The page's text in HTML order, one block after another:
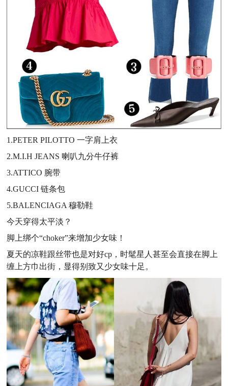
1.PETER PILOTTO 一字肩上衣
2.M.I.H JEANS 喇叭九分牛仔裤
3.ATTICO 腕带
4.GUCCI 链条包
5.BALENCIAGA 穆勒鞋
今天穿得太平淡？
脚上绑个“choker”来增加少女味！
夏天的凉鞋跟丝带也是对好cp，时髦星人甚至会直接在脚上
缠上方巾出街，显得别致又少女味十足。